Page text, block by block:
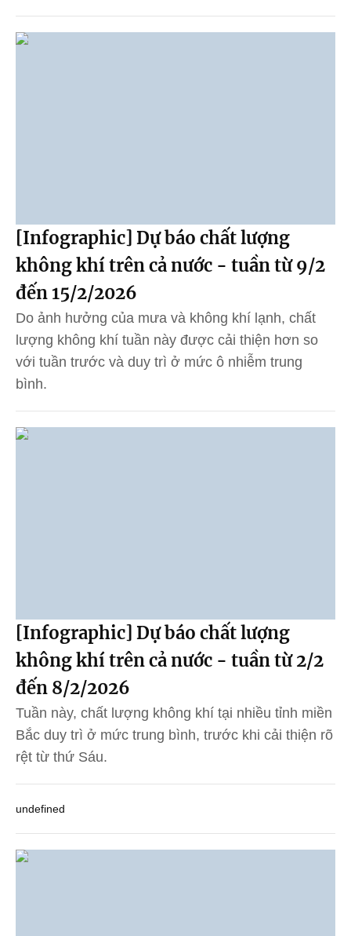
[Infographic] Dự báo chất lượng
không khí trên cả nước - tuần từ 9/2
đến 15/2/2026
Do ảnh hưởng của mưa và không khí lạnh, chất
lượng không khí tuần này được cải thiện hơn so
với tuần trước và duy trì ở mức ô nhiễm trung
bình.
[Infographic] Dự báo chất lượng
không khí trên cả nước - tuần từ 2/2
đến 8/2/2026
Tuần này, chất lượng không khí tại nhiều tỉnh miền
Bắc duy trì ở mức trung bình, trước khi cải thiện rõ
rệt từ thứ Sáu.
undefined